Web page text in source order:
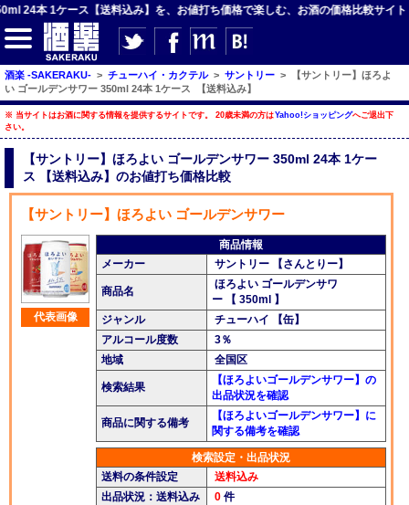
1ケース【送料込み】を、お値打ち価格で楽しむ、お酒の価格比較サイト！
【サイト内検索】
検索
【ジャンルメニュー】
発泡酒・新ジャンル
チューハイ・カクテル
ハイボール・水割り
酒楽ブログ
酒楽 -SAKERAKU- > チューハイ・カクテル > サントリー >
【サントリー】ほろよ
い ゴールデンサワー 350ml 24本 1ケース 【送料込み】
※ 当サイトはお酒に関する情報を提供するサイトです。 20歳未満の方はYahoo!ショッピングへご退出下
さい。
【サントリー】ほろよい ゴールデンサワー 350ml 24本 1ケー
ス 【送料込み】のお値打ち価格比較
【サントリー】ほろよい ゴールデンサワー
代表画像
商品情報
メーカー
サントリー 【さんとりー】
商品名
ほろよい ゴールデンサワ
ー 【 350ml 】
ジャンル
チューハイ 【缶】
アルコール度数
3％
地域
全国区
検索結果
【ほろよいゴールデンサワー】の
出品状況を確認
商品に関する備考
【ほろよいゴールデンサワー】に
関する備考を確認
検索設定・出品状況
送料の条件設定
送料込み
出品状況：送料込み
0 件